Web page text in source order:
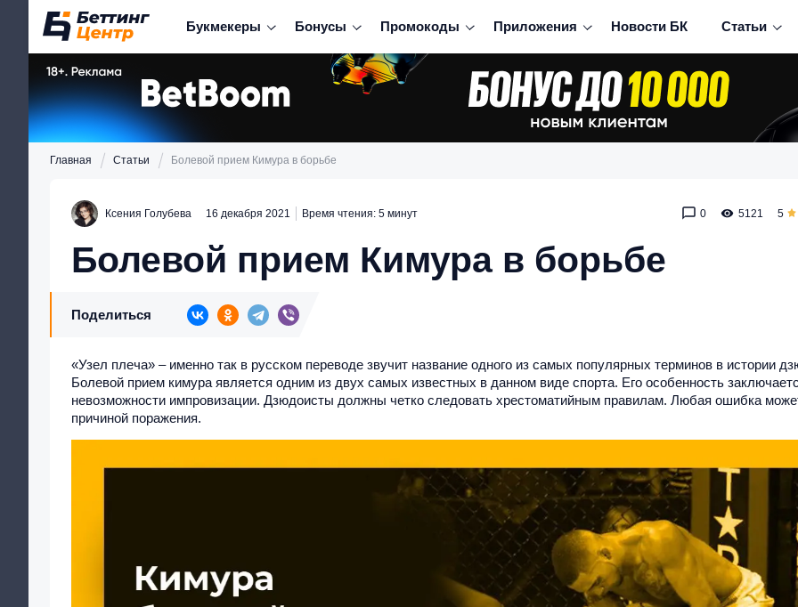
Букмекеры Бонусы Промокоды Приложения Новости БК Статьи
Главная Статьи Болевой прием Кимура в борьбе
Ксения Голубева 16 декабря 2021 Время чтения: 5 минут 0 5121 5
Болевой прием Кимура в борьбе
Поделиться
«Узел плеча» – именно так в русском переводе звучит название одного из самых популярных терминов в истории
Болевой прием кимура является одним из двух самых известных в данном виде спорта. Его особенность
невозможности импровизации. Дзюдоисты должны четко следовать хрестоматийным правилам. Любая ошибка
причиной поражения.